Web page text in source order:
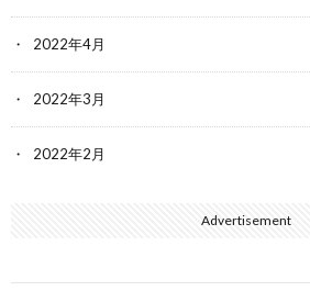
2022年4月
2022年3月
2022年2月
Advertisement